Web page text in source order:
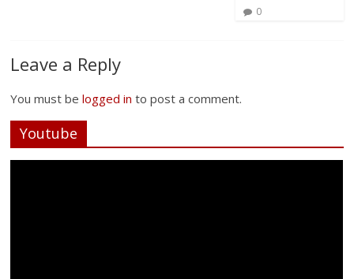
0
Leave a Reply
You must belogged in to post a comment.
Youtube